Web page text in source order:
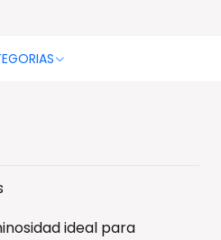
ideal para